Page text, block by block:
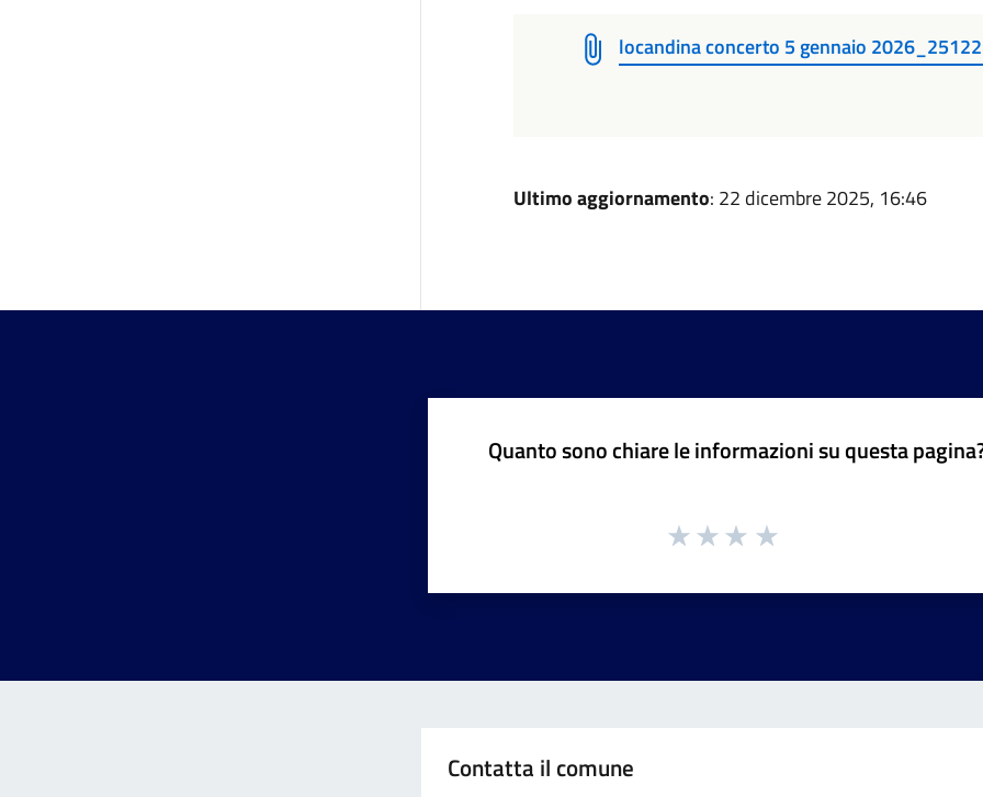
locandina concerto 5 gennaio
Ultimo aggiornamento: 22 dicembre 2025, 16:46
Quanto sono chiare le informazioni su questa
Contatta il comune